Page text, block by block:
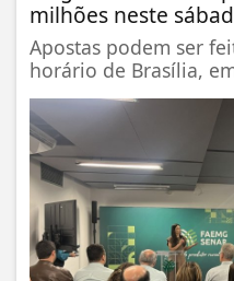
milhões neste
Apostas podem ser
horário de Brasília,